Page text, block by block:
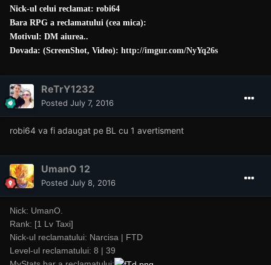
Nick-ul celui reclamat: robi64
Bara RPG a reclamatului (cea mica):
Motivul: DM aiurea..
Dovada: (ScreenShot, Video): http://imgur.com/NyYq26s
ReTrY1232
Posted July 7, 2016
robi64 va fi adaugat pe BL cu 1 avertisment
UmanO 12
Posted July 8, 2016
Nick: UmanO.
Rank: [1 Lv Taxi]
Nick-ul reclamatului: Narcisa | FTD
Level-ul reclamatului: 8 | 39